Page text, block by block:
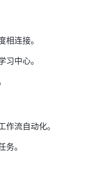
连接。
中心。
流自动化。
。